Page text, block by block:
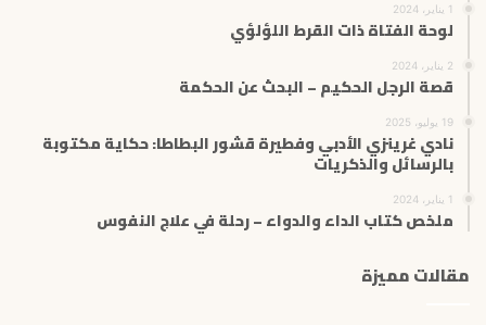
1 يناير، 2024
لوحة الفتاة ذات القرط اللؤلؤي
2 يناير، 2024
قصة الرجل الحكيم – البحث عن الحكمة
19 يوليو، 2025
نادي غرينزي الأدبي وفطيرة قشور البطاطا: حكاية مكتوبة
بالرسائل والذكريات
1 يناير، 2024
ملخص كتاب الداء والدواء – رحلة في علاج النفوس
مقالات مميزة